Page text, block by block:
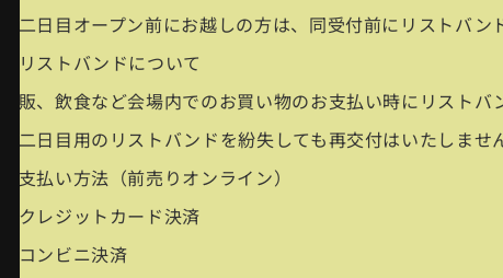
※二日目オープン前にお越しの方は、同受付前にリストバン
■リストバンドについて
物販、飲食など会場内でのお買い物のお支払い時にリストバ
※二日目用のリストバンドを紛失しても再交付はいたしませ
■支払い方法（前売りオンライン）
・クレジットカード決済
・コンビニ決済